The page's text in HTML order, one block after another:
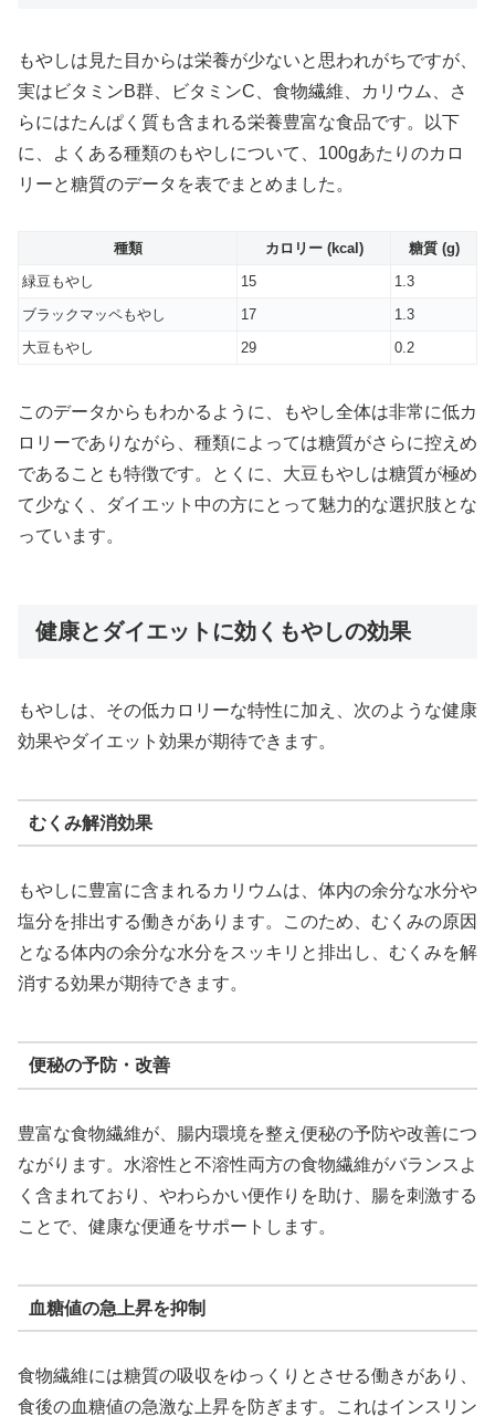
もやしは見た目からは栄養が少ないと思われがちですが、
実はビタミンB群、ビタミンC、食物繊維、カリウム、さ
らにはたんぱく質も含まれる栄養豊富な食品です。以下
に、よくある種類のもやしについて、100gあたりのカロ
リーと糖質のデータを表でまとめました。
種類 カロリー (kcal)
糖質 (g)
緑豆もやし
15
1.3
ブラックマッペもやし
17
1.3
大豆もやし
29 0.2
このデータからもわかるように、もやし全体は非常に低カ
ロリーでありながら、種類によっては糖質がさらに控えめ
であることも特徴です。とくに、大豆もやしは糖質が極め
て少なく、ダイエット中の方にとって魅力的な選択肢とな
っています。
健康とダイエットに効くもやしの効果
もやしは、その低カロリーな特性に加え、次のような健康
効果やダイエット効果が期待できます。
むくみ解消効果
もやしに豊富に含まれるカリウムは、体内の余分な水分や
塩分を排出する働きがあります。このため、むくみの原因
となる体内の余分な水分をスッキリと排出し、むくみを解
消する効果が期待できます。
便秘の予防・改善
豊富な食物繊維が、腸内環境を整え便秘の予防や改善につ
ながります。水溶性と不溶性両方の食物繊維がバランスよ
く含まれており、やわらかい便作りを助け、腸を刺激する
ことで、健康な便通をサポートします。
血糖値の急上昇を抑制
食物繊維には糖質の吸収をゆっくりとさせる働きがあり、
食後の血糖値の急激な上昇を防ぎます。これはインスリン